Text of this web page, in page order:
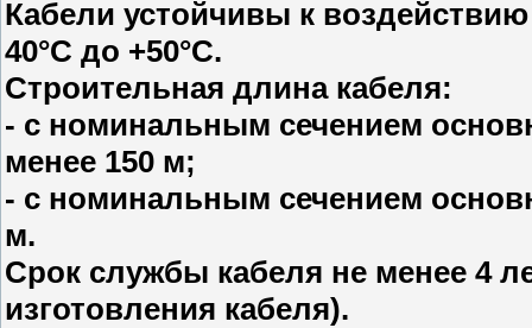
Кабели устойчивы к
40°С до +50°С.
Строительная длина кабеля:
- с номинальным сечением
менее 150 м;
- с номинальным сечением
м.
Срок службы кабеля не менее 4
изготовления кабеля).